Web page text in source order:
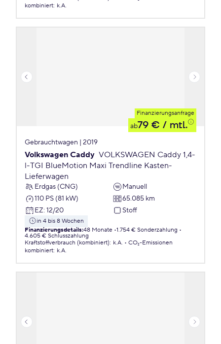
kombiniert: k.A.
Finanzierungsanfrage
ab79 € / mtl.
Gebrauchtwagen | 2019
Volkswagen Caddy VOLKSWAGEN Caddy 1,4-
l-TGI BlueMotion Maxi Trendline Kasten-
Lieferwagen
Erdgas (CNG)
Manuell
110 PS (81 kW)
65.085 km
EZ: 12/20 Stoff
in 4 bis 8 Wochen
Finanzierungsdetails:48 Monate 1.754 € Sonderzahlung
4.605 € Schlusszahlung
Kraftstoffverbrauch (kombiniert): k.A.
CO₂-Emissionen
kombiniert: k.A.